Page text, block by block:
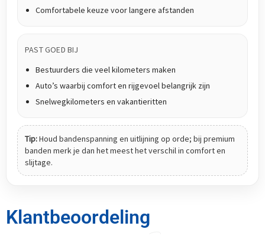
Comfortabele keuze voor langere afstanden
PAST GOED BIJ
Bestuurders die veel kilometers maken
Auto’s waarbij comfort en rijgevoel belangrijk zijn
Snelwegkilometers en vakantieritten
Tip:Houd bandenspanning en uitlijning op orde; bij premium
banden merk je dan het meest het verschil in comfort en
slijtage.
Klantbeoordeling